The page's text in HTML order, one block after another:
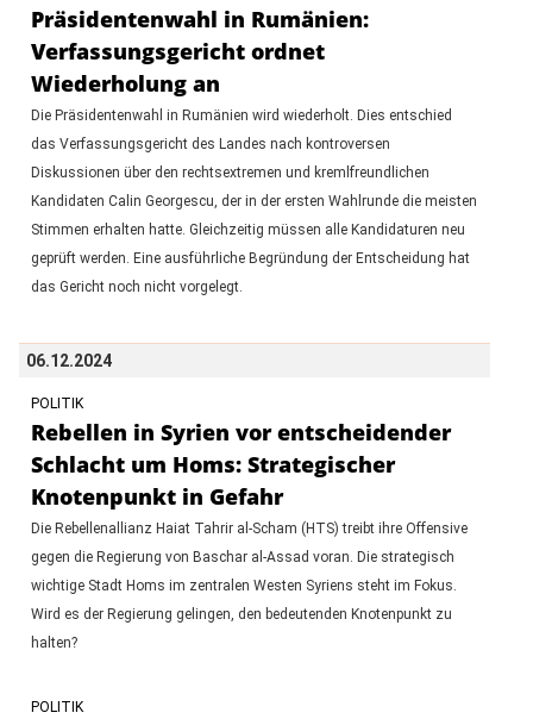
Präsidentenwahl in Rumänien:
Verfassungsgericht ordnet
Wiederholung an
Die Präsidentenwahl in Rumänien wird wiederholt. Dies entschied
das Verfassungsgericht des Landes nach kontroversen
Diskussionen über den rechtsextremen und kremlfreundlichen
Kandidaten Calin Georgescu, der in der ersten Wahlrunde die meisten
Stimmen erhalten hatte. Gleichzeitig müssen alle Kandidaturen neu
geprüft werden. Eine ausführliche Begründung der Entscheidung hat
das Gericht noch nicht vorgelegt.
06.12.2024
POLITIK
Rebellen in Syrien vor entscheidender
Schlacht um Homs: Strategischer
Knotenpunkt in Gefahr
Die Rebellenallianz Haiat Tahrir al-Scham (HTS) treibt ihre Offensive
gegen die Regierung von Baschar al-Assad voran. Die strategisch
wichtige Stadt Homs im zentralen Westen Syriens steht im Fokus.
Wird es der Regierung gelingen, den bedeutenden Knotenpunkt zu
halten?
POLITIK